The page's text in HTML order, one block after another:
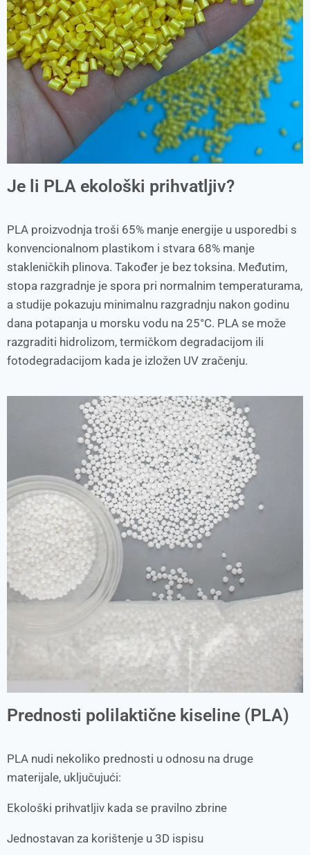
Je li PLA ekološki prihvatljiv?
PLA proizvodnja troši 65% manje energije u usporedbi s
konvencionalnom plastikom i stvara 68% manje
stakleničkih plinova. Također je bez toksina. Međutim,
stopa razgradnje je spora pri normalnim temperaturama,
a studije pokazuju minimalnu razgradnju nakon godinu
dana potapanja u morsku vodu na 25°C. PLA se može
razgraditi hidrolizom, termičkom degradacijom ili
fotodegradacijom kada je izložen UV zračenju.
Prednosti polilaktične kiseline (PLA)
PLA nudi nekoliko prednosti u odnosu na druge
materijale, uključujući:
Ekološki prihvatljiv kada se pravilno zbrine
Jednostavan za korištenje u 3D ispisu